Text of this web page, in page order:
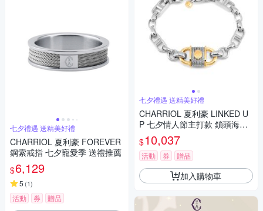
七夕禮遇 送精美好禮
CHARRIOL 夏利豪 FOREVER
鋼索戒指 七夕寵愛季 送禮推薦
$6,129
5 (1)
活動 券 贈品
七夕禮遇 送精美好禮
CHARRIOL 夏利豪 LINKED U
P 七夕情人節主打款 鎖頭海錨
扣鋼索手鍊 七夕寵愛季 送禮推
薦
$10,037
活動 券 贈品
加入購物車